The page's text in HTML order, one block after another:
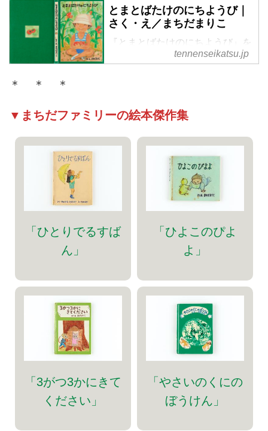
っとした怖いもの見たさがうまく
現れています。おばけのおなかの
とまとばたけのにちようび｜
さく・え／まちだまりこ
『とまとばたけのにちようび』を
公開します。子どもに土いじりを
tennenseikatsu.jp
＊ ＊ ＊
▼まちだファミリーの絵本傑作集
「ひとりでるすば
ん」
「ひよこのぴよ
よ」
「3がつ3かにきて
ください」
「やさいのくにの
ぼうけん」